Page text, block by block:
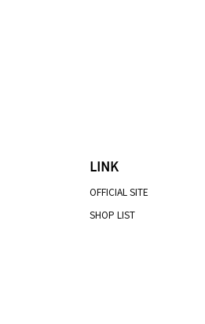
LINK
OFFICIAL SITE
SHOP LIST